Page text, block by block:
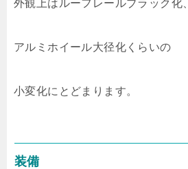
外観上はルーフレールブラック化、
アルミホイール大径化くらいの
小変化にとどまります。
装備